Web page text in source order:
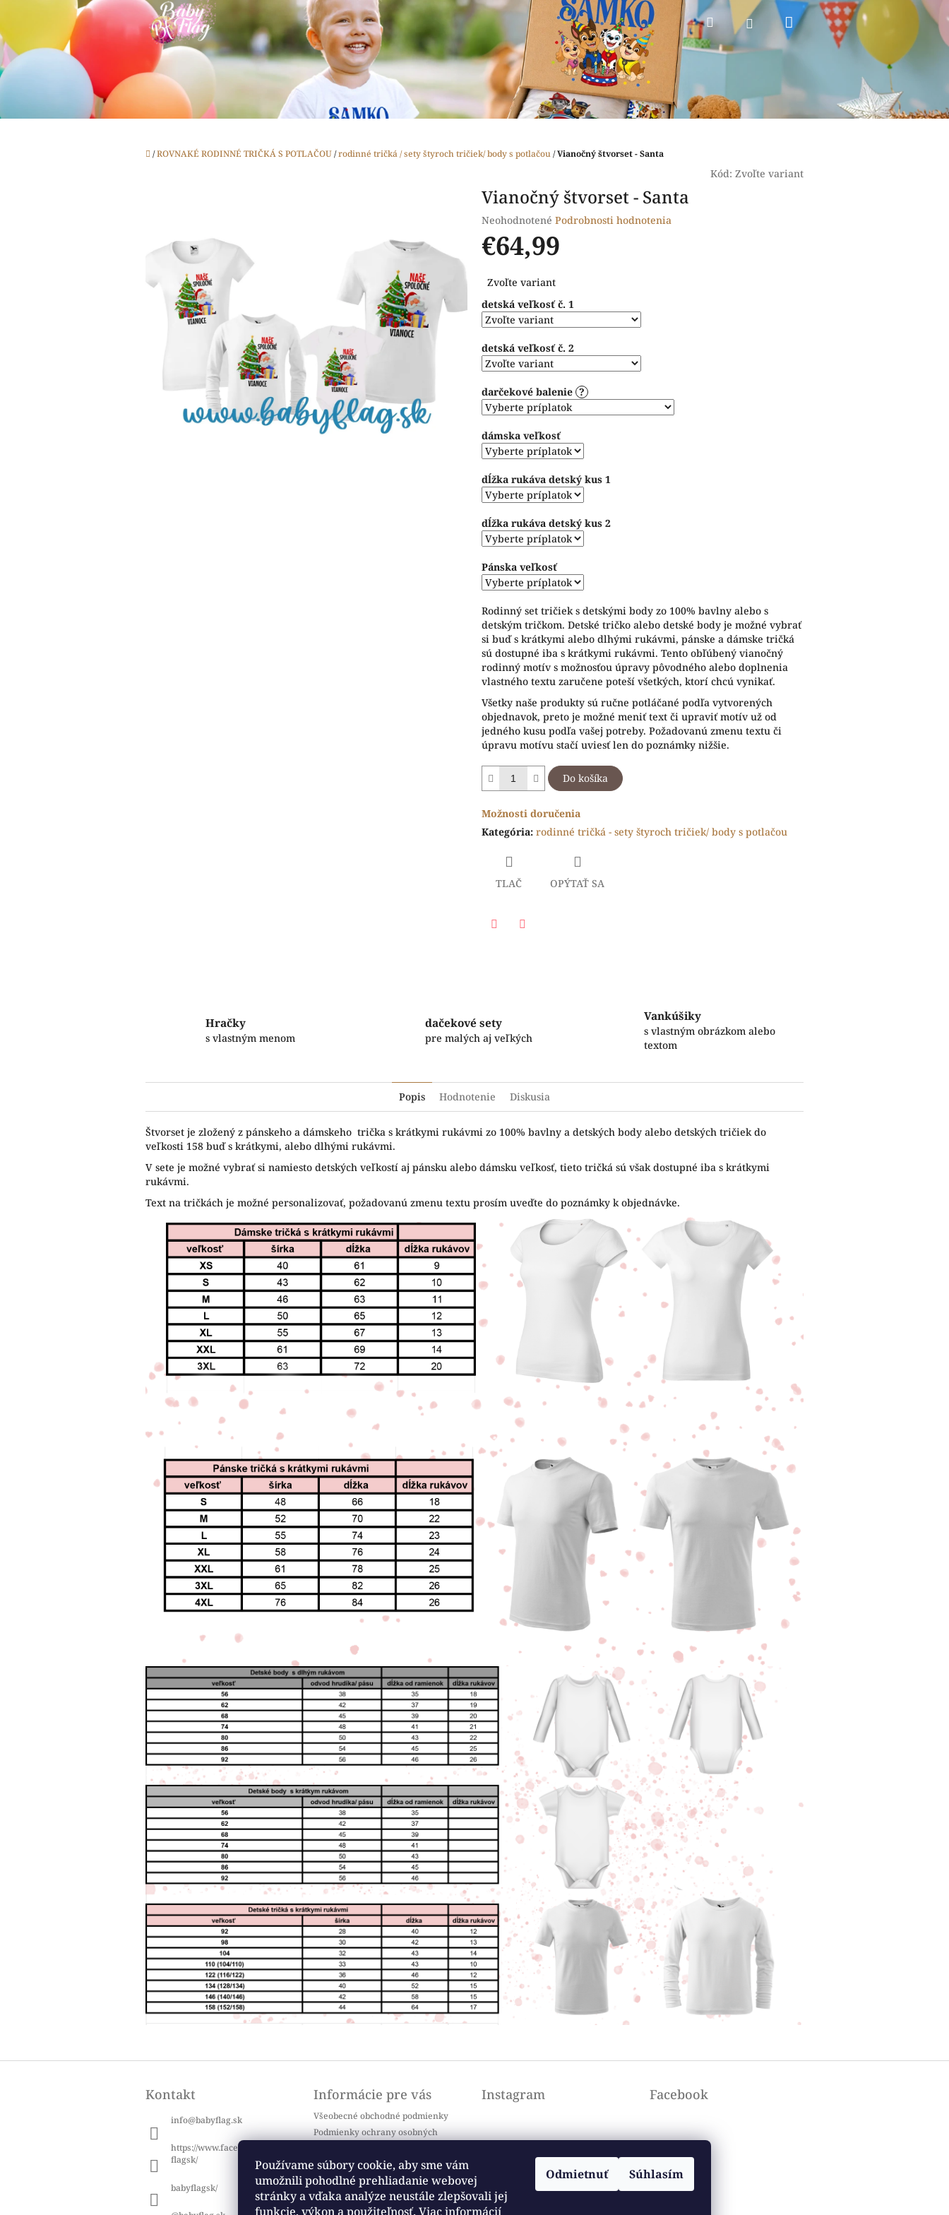
Používame súbory cookie, aby sme vám
umožnili pohodlné prehliadanie webovej
stránky a vďaka analýze neustále zlepšovali jej
funkcie, výkon a použiteľnosť. Viac informácií
Odmietnuť Súhlasím
obsah
HľadaťPrihlásenieNákupný
Domov
/ROVNAKÉ RODINNÉ TRIČKÁ S POTLAČOU/rodinné tričká / sety štyroch tričiek/ body s potlačou/Vianočný štvorset - Santa
Kód: Zvoľte variant
Vianočný štvorset - Santa
Priemerné
hodnotenie
produktu
0,0
5
hviezdičiek.
Neohodnotené Podrobnosti hodnotenia
€64,99
cena:
Zvoľte variant
detská veľkosť č. 1
detská veľkosť č. 2
darčekové balenie ?
dámska veľkosť
dĺžka rukáva detský kus 1
dĺžka rukáva detský kus 2
Pánska veľkosť
Rodinný set tričiek s detskými body zo 100% bavlny alebo s
detským tričkom. Detské tričko alebo detské body je možné vybrať
si buď s krátkymi alebo dlhými rukávmi, pánske a dámske tričká
sú dostupné iba s krátkymi rukávmi. Tento obľúbený vianočný
rodinný motív s možnosťou úpravy pôvodného alebo doplnenia
vlastného textu zaručene poteší všetkých, ktorí chcú vynikať.
Všetky naše produkty sú ručne potláčané podľa vytvorených
objednavok, preto je možné meniť text či upraviť motív už od
jedného kusu podľa vašej potreby. Požadovanú zmenu textu či
úpravu motívu stačí uviesť len do poznámky nižšie.
Do košíka
Možnosti doručenia
Kategória: rodinné tričká - sety štyroch tričiek/ body s potlačou
TLAČ OPÝTAŤ SA
Hračky
s vlastným menom
dačekové sety
pre malých aj veľkých
Vankúšiky
s vlastným obrázkom alebo
textom
Popis Hodnotenie Diskusia
Štvorset je zložený z pánskeho a dámskeho trička s krátkymi rukávmi zo 100% bavlny a detských body alebo detských tričiek do
veľkosti 158 buď s krátkymi, alebo dlhými rukávmi.
V sete je možné vybrať si namiesto detských veľkostí aj pánsku alebo dámsku veľkosť, tieto tričká sú však dostupné iba s krátkymi
rukávmi.
Text na tričkách je možné personalizovať, požadovanú zmenu textu prosím uveďte do poznámky k objednávke.
Kontakt
info@babyflag.sk
https://www.facebook.com/baby
flagsk/
babyflagsk/
Informácie pre vás
Všeobecné obchodné podmienky
Podmienky ochrany osobných
údajov
Doprava a platba
Kontakty
Často kladené otázky / FAQ
Moja objednávka
Instagram
Sledovať na Instagrame
Facebook